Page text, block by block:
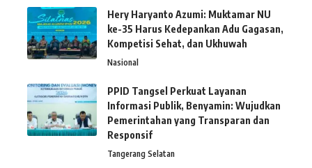
Hery Haryanto Azumi: Muktamar NU
ke-35 Harus Kedepankan Adu Gagasan,
Kompetisi Sehat, dan Ukhuwah
Nasional
PPID Tangsel Perkuat Layanan
Informasi Publik, Benyamin: Wujudkan
Pemerintahan yang Transparan dan
Responsif
Tangerang Selatan